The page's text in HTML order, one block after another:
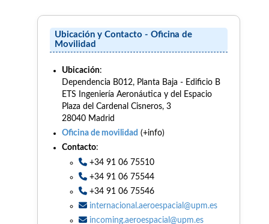
Ubicación y Contacto - Oficina de
Movilidad
Ubicación:
Dependencia B012, Planta Baja - Edificio B
ETS Ingeniería Aeronáutica y del Espacio
Plaza del Cardenal Cisneros, 3
28040 Madrid
Oficina de movilidad (+info)
Contacto:
+34 91 06 75510
+34 91 06 75544
+34 91 06 75546
internacional.aeroespacial@upm.es
incoming.aeroespacial@upm.es